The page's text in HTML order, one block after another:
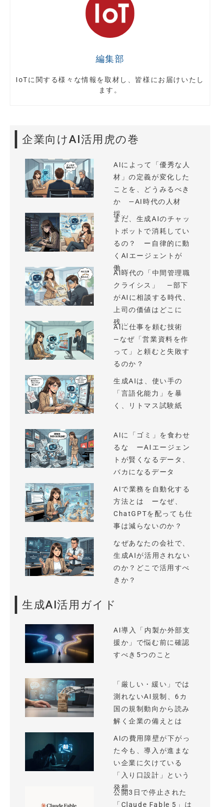
編集部
IoTに関する様々な情報を取材し、皆様にお届けいたし
ます。
企業向けAI活用虎の巻
AIによって「優秀な人
材」の定義が変化した
ことを、どうみるべき
か —AI時代の人材
採...
まだ、生成AIのチャッ
トボットで消耗してい
るの？ ー自律的に動
くAIエージェントが
働...
AI時代の「中間管理職
クライシス」 —部下
がAIに相談する時代、
上司の価値はどこに
残...
AIに仕事を頼む技術
—なぜ「営業資料を作
って」と頼むと失敗す
るのか？
生成AIは、使い手の
「言語化能力」を暴
く、リトマス試験紙
AIに「ゴミ」を食わせ
るな ーAIエージェン
トが賢くなるデータ、
バカになるデータ
AIで業務を自動化する
方法とは ーなぜ、
ChatGPTを配っても仕
事は減らないのか？
なぜあなたの会社で、
生成AIが活用されない
のか？どこで活用すべ
きか？
生成AI活用ガイド
AI導入「内製か外部支
援か」で悩む前に確認
すべき5つのこと
「厳しい・緩い」では
測れないAI規制、6カ
国の規制動向から読み
解く企業の備えとは
AIの費用障壁が下がっ
た今も、導入が進まな
い企業に欠けている
「入り口設計」という
発想
公開3日で停止された
「Claude Fable 5」は